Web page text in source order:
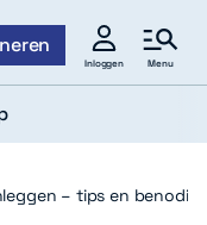
Inloggen Menu
– tips en